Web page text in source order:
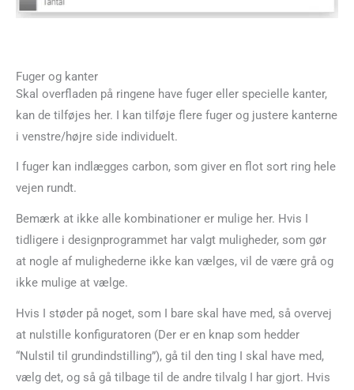
Fuger og kanter
Skal overfladen på ringene have fuger eller specielle kanter,
kan de tilføjes her. I kan tilføje flere fuger og justere kanterne
i venstre/højre side individuelt.
I fuger kan indlægges carbon, som giver en flot sort ring hele
vejen rundt.
Bemærk at ikke alle kombinationer er mulige her. Hvis I
tidligere i designprogrammet har valgt muligheder, som gør
at nogle af mulighederne ikke kan vælges, vil de være grå og
ikke mulige at vælge.
Hvis I støder på noget, som I bare skal have med, så overvej
at nulstille konfiguratoren (Der er en knap som hedder
“Nulstil til grundindstilling”), gå til den ting I skal have med,
vælg det, og så gå tilbage til de andre tilvalg I har gjort. Hvis